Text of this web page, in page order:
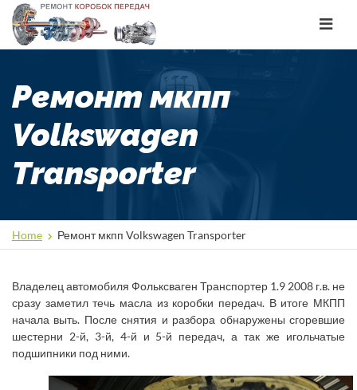
Toggle
Ремонт мкпп
Volkswagen
Transporter
Home Ремонт мкпп Volkswagen Transporter
Владелец автомобиля Фольксваген Транспортер 1.9 2008 г.в. не
сразу заметил течь масла из коробки передач. В итоге МКПП
начала выть. После снятия и разбора обнаружены сгоревшие
шестерни 2-й, 3-й, 4-й и 5-й передач, а так же игольчатые
подшипники под ними.